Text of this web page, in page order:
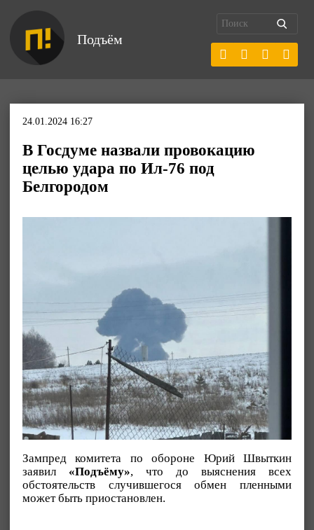
Подъём
24.01.2024 16:27
В Госдуме назвали провокацию
целью удара по Ил-76 под
Белгородом
Зампред комитета по обороне Юрий Швыткин
заявил «Подъёму», что до выяснения всех
обстоятельств случившегося обмен пленными
может быть приостановлен.